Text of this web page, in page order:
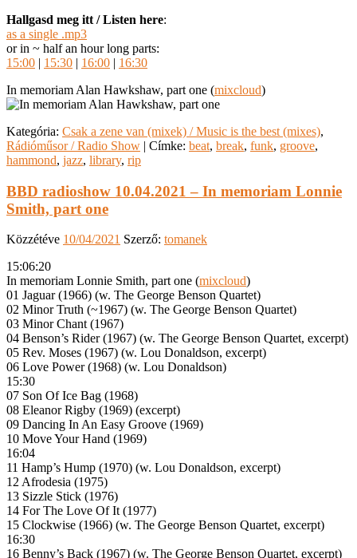
Hallgasd meg itt / Listen here:
as a single .mp3
or in ~ half an hour long parts:
15:00 | 15:30 | 16:00 | 16:30
In memoriam Alan Hawkshaw, part one (mixcloud)
Kategória: Csak a zene van (mixek) / Music is the best (mixes),
Rádióműsor / Radio Show | Címke: beat, break, funk, groove,
hammond, jazz, library, rip
BBD radioshow 10.04.2021 – In memoriam Lonnie
Smith, part one
Közzétéve 10/04/2021 Szerző: tomanek
15:06:20
In memoriam Lonnie Smith, part one (mixcloud)
01 Jaguar (1966) (w. The George Benson Quartet)
02 Minor Truth (~1967) (w. The George Benson Quartet)
03 Minor Chant (1967)
04 Benson’s Rider (1967) (w. The George Benson Quartet, excerpt)
05 Rev. Moses (1967) (w. Lou Donaldson, excerpt)
06 Love Power (1968) (w. Lou Donaldson)
15:30
07 Son Of Ice Bag (1968)
08 Eleanor Rigby (1969) (excerpt)
09 Dancing In An Easy Groove (1969)
10 Move Your Hand (1969)
16:04
11 Hamp’s Hump (1970) (w. Lou Donaldson, excerpt)
12 Afrodesia (1975)
13 Sizzle Stick (1976)
14 For The Love Of It (1977)
15 Clockwise (1966) (w. The George Benson Quartet, excerpt)
16:30
16 Benny’s Back (1967) (w. The George Benson Quartet, excerpt)